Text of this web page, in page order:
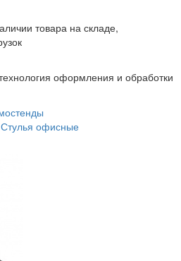
товара на складе,
оформления и обработки
Стулья офисные